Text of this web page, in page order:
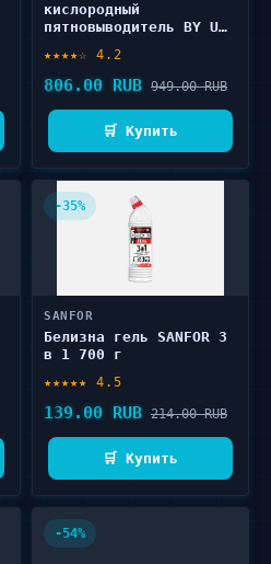
кислородный
пятновыводитель BY U
★★★★☆ 4.2
806.00 RUB 949.00 RUB
🛒 Купить
-35%
SANFOR
Белизна гель SANFOR 3
в 1 700 г
★★★★★ 4.5
139.00 RUB 214.00 RUB
🛒 Купить
-54%